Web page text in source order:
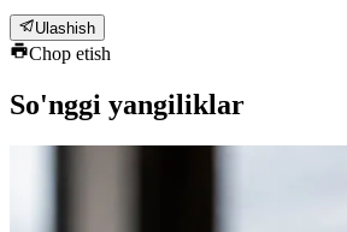
Ulashish
Chop etish
So'nggi yangiliklar